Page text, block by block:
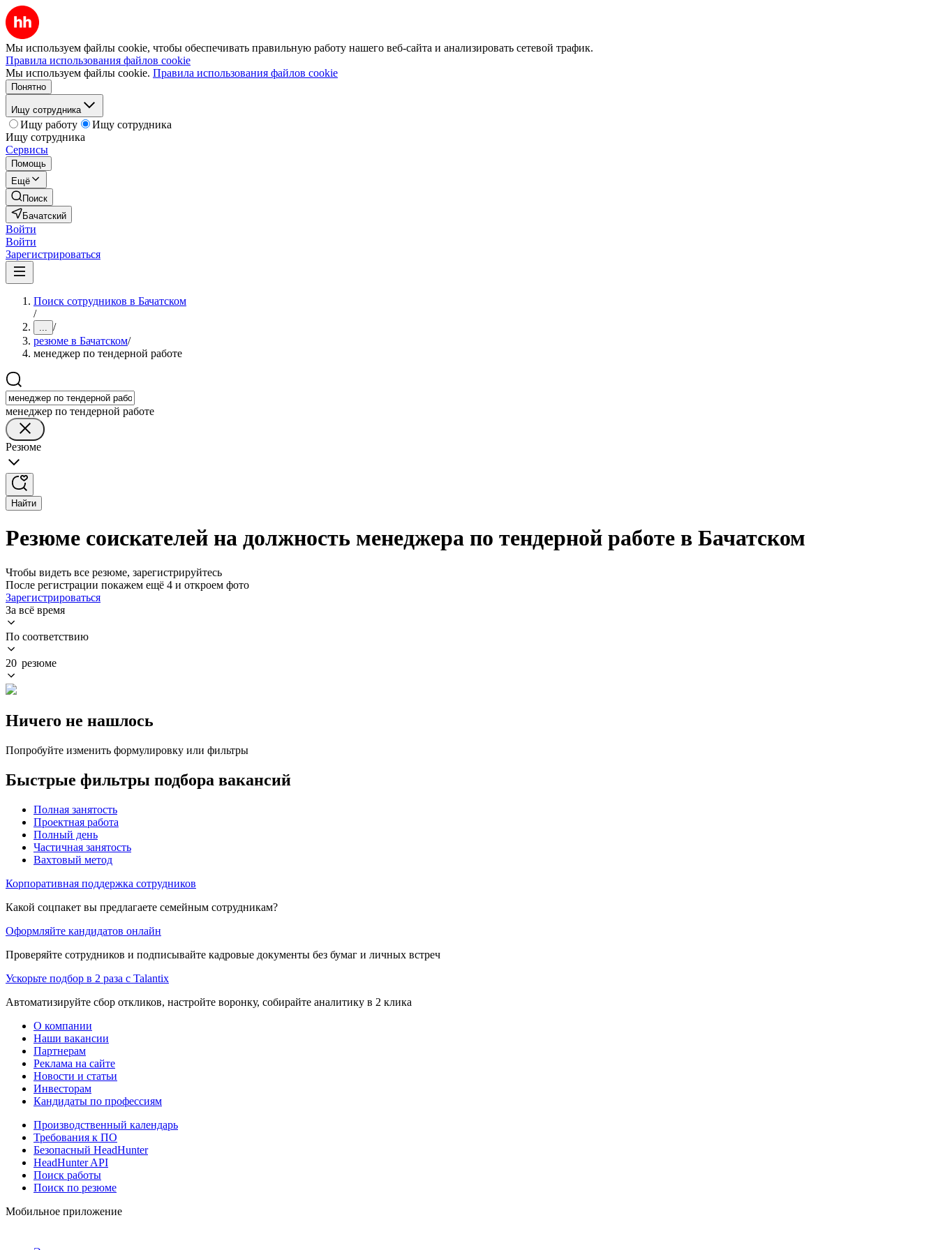
Мы используем файлы cookie, чтобы обеспечивать правильную работу нашего веб-сайта и анализировать сетевой трафик.
Правила использования файлов cookie
Мы используем файлы cookie. Правила использования файлов cookie
Понятно
Ищу сотрудника
Ищу работу
Ищу сотрудника
Ищу сотрудника
Сервисы
Помощь
Ещё
Поиск
Бачатский
Войти
Войти
Зарегистрироваться
Поиск сотрудников в Бачатском
/
... /
резюме в Бачатском/
менеджер по тендерной работе
менеджер по тендерной работе
Резюме
Найти
Резюме соискателей на должность менеджера по тендерной работе в Бачатском
Чтобы видеть все резюме, зарегистрируйтесь
После регистрации покажем ещё 4 и откроем фото
Зарегистрироваться
За всё время
По соответствию
20 резюме
Ничего не нашлось
Попробуйте изменить формулировку или фильтры
Быстрые фильтры подбора вакансий
Полная занятость
Проектная работа
Полный день
Частичная занятость
Вахтовый метод
Корпоративная поддержка сотрудников
Какой соцпакет вы предлагаете семейным сотрудникам?
Оформляйте кандидатов онлайн
Проверяйте сотрудников и подписывайте кадровые документы без бумаг и личных встреч
Ускорьте подбор в 2 раза с Talantix
Автоматизируйте сбор откликов, настройте воронку, собирайте аналитику в 2 клика
О компании
Наши вакансии
Партнерам
Реклама на сайте
Новости и статьи
Инвесторам
Кандидаты по профессиям
Производственный календарь
Требования к ПО
Безопасный HeadHunter
HeadHunter API
Поиск работы
Поиск по резюме
Мобильное приложение